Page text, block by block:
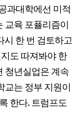
과대학에선 미적
교육 포퓰리즘이
시 한 번 검토하고
도 따져봐야 한
청년실업은 계속
교는 정부 지원이
한다. 트럼프도